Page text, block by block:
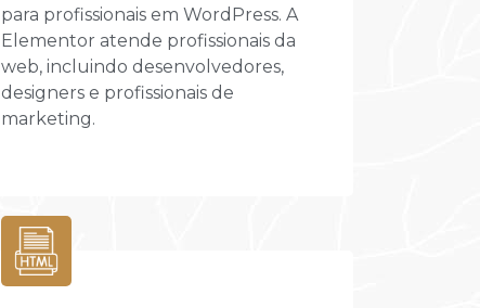
para profissionais em WordPress. A
Elementor atende profissionais da
web, incluindo desenvolvedores,
designers e profissionais de
marketing.